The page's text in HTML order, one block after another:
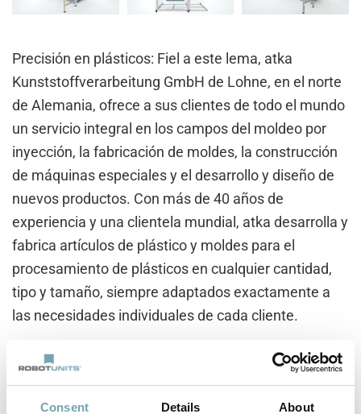
Consent Details About
Precisión en plásticos: Fiel a este lema, atka
Kunststoffverarbeitung GmbH de Lohne, en el norte
de Alemania, ofrece a sus clientes de todo el mundo
un servicio integral en los campos del moldeo por
inyección, la fabricación de moldes, la construcción
de máquinas especiales y el desarrollo y diseño de
nuevos productos. Con más de 40 años de
experiencia y una clientela mundial, atka desarrolla y
fabrica artículos de plástico y moldes para el
procesamiento de plásticos en cualquier cantidad,
tipo y tamaño, siempre adaptados exactamente a
las necesidades individuales de cada cliente.
Además de fabricar artículos de plástico y moldes,
los expertos de atka desarrollan y diseñan máquinas
especiales a medida para la industria. Las